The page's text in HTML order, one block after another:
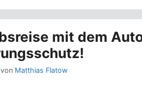
mit dem
von Matthias Flatow